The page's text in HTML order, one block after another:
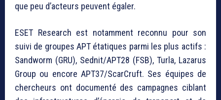
que peu d’acteurs peuvent égaler.
ESET Research est notamment reconnu pour son
suivi de groupes APT étatiques parmi les plus actifs :
Sandworm (GRU), Sednit/APT28 (FSB), Turla, Lazarus
Group ou encore APT37/ScarCruft. Ses équipes de
chercheurs ont documenté des campagnes ciblant